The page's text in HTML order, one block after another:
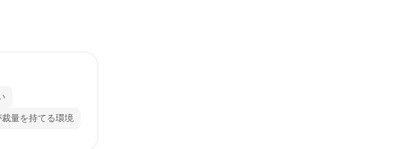
量を持てる環境